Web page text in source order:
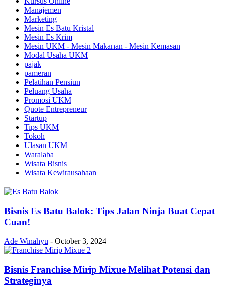
Manajemen
Marketing
Mesin Es Batu Kristal
Mesin Es Krim
Mesin UKM - Mesin Makanan - Mesin Kemasan
Modal Usaha UKM
pajak
pameran
Pelatihan Pensiun
Peluang Usaha
Promosi UKM
Quote Entrepreneur
Startup
Tips UKM
Tokoh
Ulasan UKM
Waralaba
Wisata Bisnis
Wisata Kewirausahaan
Bisnis Es Batu Balok: Tips Jalan Ninja Buat Cepat
Cuan!
Ade Winahyu - October 3, 2024
Bisnis Franchise Mirip Mixue Melihat Potensi dan
Strateginya